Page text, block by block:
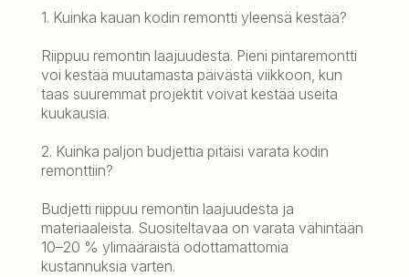
1. Kuinka kauan kodin remontti yleensä kestää?
Riippuu remontin laajuudesta. Pieni pintaremontti
voi kestää muutamasta päivästä viikkoon, kun
taas suuremmat projektit voivat kestää useita
kuukausia.
2. Kuinka paljon budjettia pitäisi varata kodin
remonttiin?
Budjetti riippuu remontin laajuudesta ja
materiaaleista. Suositeltavaa on varata vähintään
10–20 % ylimääräistä odottamattomia
kustannuksia varten.